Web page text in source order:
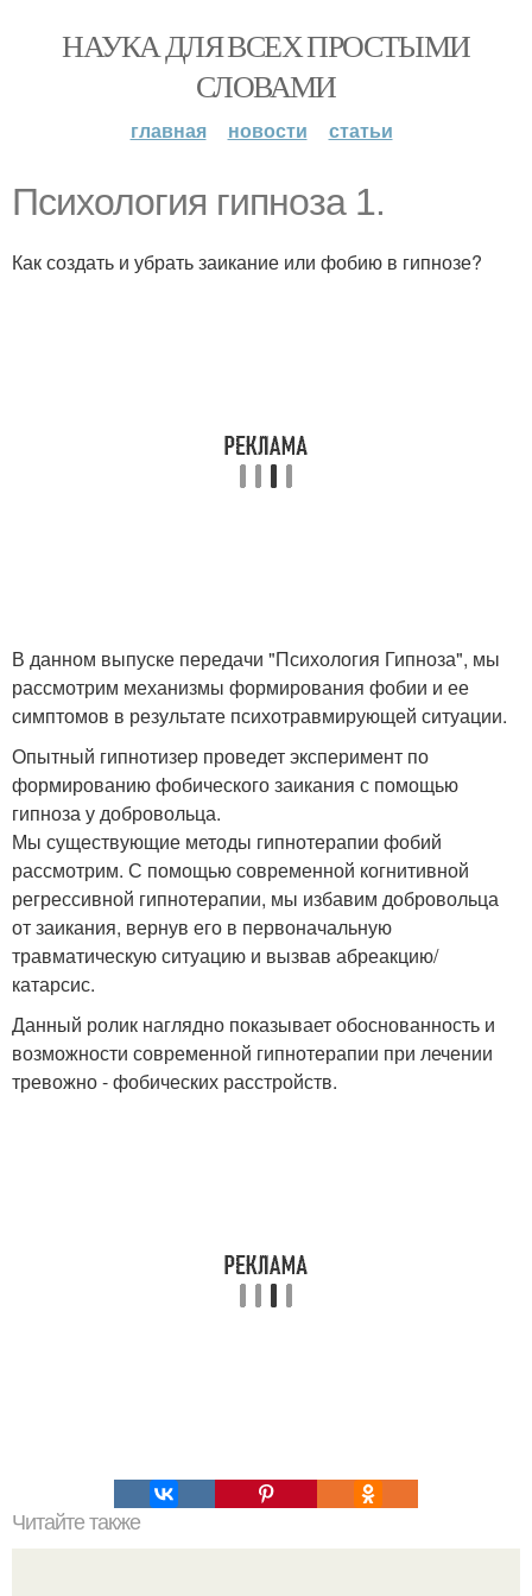
НАУКА ДЛЯ ВСЕХ ПРОСТЫМИ
СЛОВАМИ
главная новости статьи
Психология гипноза 1.
Как создать и убрать заикание или фобию в гипнозе?
В данном выпуске передачи "Психология Гипноза", мы
рассмотрим механизмы формирования фобии и ее
симптомов в результате психотравмирующей ситуации.
Опытный гипнотизер проведет эксперимент по
формированию фобического заикания с помощью
гипноза у добровольца.
Мы существующие методы гипнотерапии фобий
рассмотрим. С помощью современной когнитивной
регрессивной гипнотерапии, мы избавим добровольца
от заикания, вернув его в первоначальную
травматическую ситуацию и вызвав абреакцию/
катарсис.
Данный ролик наглядно показывает обоснованность и
возможности современной гипнотерапии при лечении
тревожно - фобических расстройств.
Читайте также